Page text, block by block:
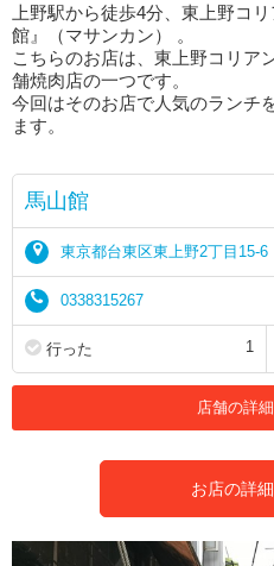
上野駅から徒歩4分、東上野コ
館』（マサンカン） 。
こちらのお店は、東上野コリア
舗焼肉店の一つです。
今回はそのお店で人気のランチ
ます。
馬山館
東京都台東区東上野2丁目15-6
0338315267
行った 1
店舗の詳
お店の詳